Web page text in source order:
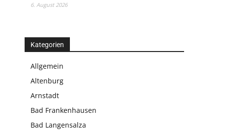
6. August 2026
Kategorien
Allgemein
Altenburg
Arnstadt
Bad Frankenhausen
Bad Langensalza